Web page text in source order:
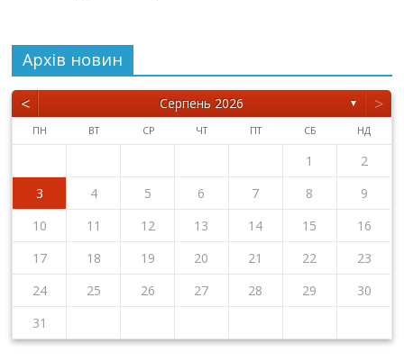
Архiв новин
< Серпень 2026 ▼ >
ПН ВТ СР ЧТ ПТ СБ НД
1
2
3
4 5 6 7 8
9
10
11 12 13 14 15
16
17
18 19 20 21 22
23
24
25 26 27 28 29
30
31